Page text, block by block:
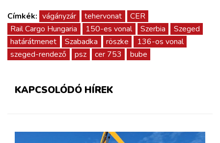
Címkék: vágányzár tehervonat
CER
Rail Cargo Hungaria
150-es vonal Szerbia
Szeged
határátmenet
Szabadka röszke
136-os vonal
szeged-rendező
psz cer 753 bube
KAPCSOLÓDÓ HÍREK